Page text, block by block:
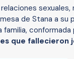
sexuales,
de Stana a su
familia, conformada
que fallecieron